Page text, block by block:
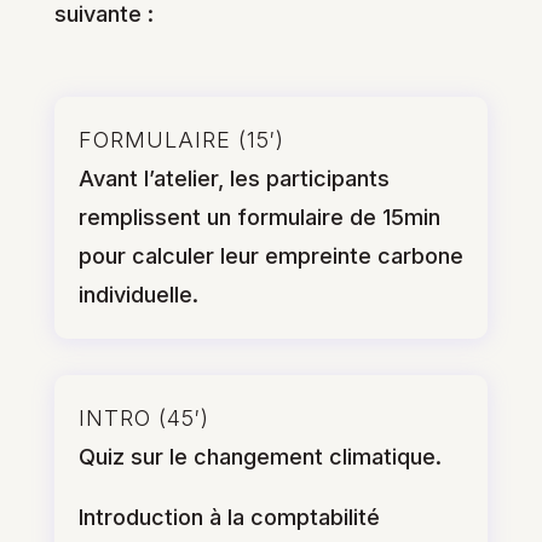
suivante :
FORMULAIRE (15′)
Avant l’atelier, les participants
remplissent un formulaire de 15min
pour calculer leur empreinte carbone
individuelle.
INTRO (45′)
Quiz sur le changement climatique.
Introduction à la comptabilité